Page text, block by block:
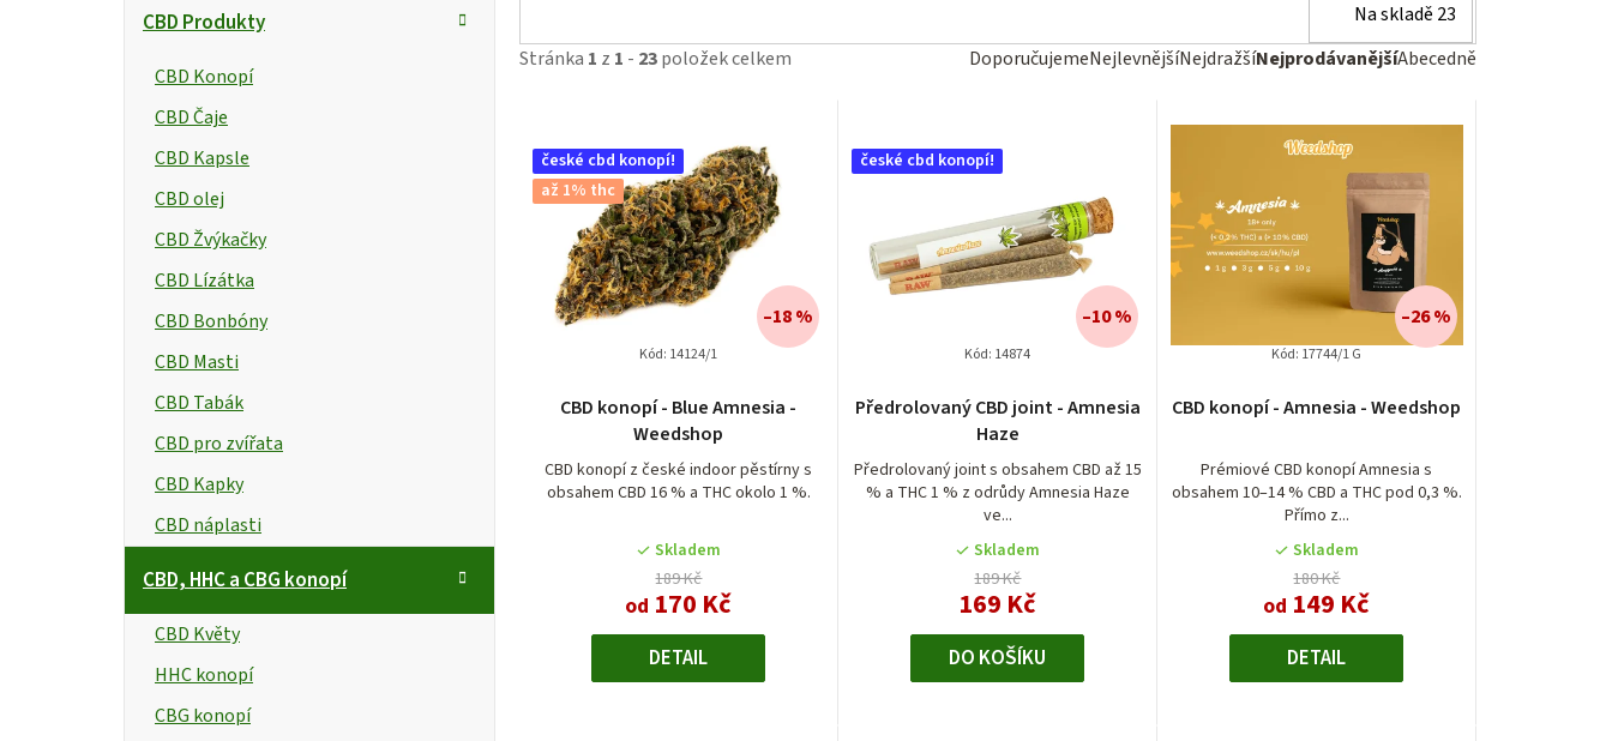
aCBD Produkty
CBD Konopí
CBD Čaje
CBD Kapsle
CBD olej
CBD Žvýkačky
CBD Lízátka
CBD Bonbóny
CBD Masti
CBD Tabák
CBD pro zvířata
CBD Kapky
CBD náplasti
CBD, HHC a CBG konopí
CBD Květy
HHC konopí
CBG konopí
Stránka 1 z 1 - 23položek celkem
Ř
z
e
n
í
p
r
o
d
u
k
t
ů
DoporučujemeNejlevnějšíNejdražšíNejprodávanějšíAbecedně
Na skladě 23
p
o
dčeské cbd konopí!
až 1% thc
CBD konopí - Blue Amnesia -
Weedshop
CBD konopí z české indoor pěstírny s
obsahem CBD 16 % a THC okolo 1 %.
hodnocení
produktu
je
5,0
5
hvězdiček.
Skladem
189 Kč
od 170 Kč
–18 %
DETAIL
Kód: 14124/1
české cbd konopí!
Předrolovaný CBD joint - Amnesia
Haze
Předrolovaný joint s obsahem CBD až 15
% a THC 1 % z odrůdy Amnesia Haze
ve...
hodnocení
produktu
je
4,5
z
5
hvězdiček.
Skladem
189 Kč
169 Kč
–10 %
DO KOŠÍKU
Kód: 14874
CBD konopí - Amnesia - Weedshop
Prémiové CBD konopí Amnesia s
obsahem 10–14 % CBD a THC pod 0,3 %.
Přímo z...
Skladem
180 Kč
od 149 Kč
–26 %
DETAIL
Kód: 17744/1 G